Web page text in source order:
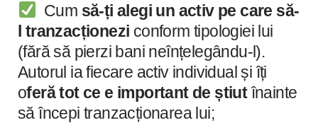
Cum să-ți alegi un activ pe care să-
l tranzacționezi conform tipologiei lui
(fără să pierzi bani neînțelegându-l).
Autorul ia fiecare activ individual și îți
oferă tot ce e important de știutînainte
să începi tranzacționarea lui;